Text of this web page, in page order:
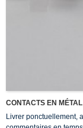
CONTACTS EN
Livrer ponctuellement,